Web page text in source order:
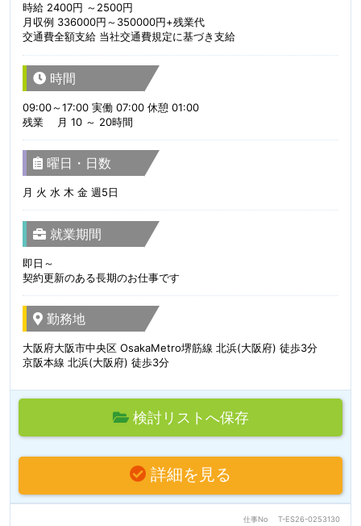
時給 2400円 ～2500円
月収例 336000円～350000円+残業代
交通費全額支給 当社交通費規定に基づき支給
時間
09:00～17:00 実働 07:00 休憩 01:00
残業 月 10 ～ 20時間
曜日・日数
月 火 水 木 金 週5日
就業期間
即日～
契約更新のある長期のお仕事です
勤務地
大阪府大阪市中央区 OsakaMetro堺筋線 北浜(大阪府) 徒歩3分
京阪本線 北浜(大阪府) 徒歩3分
検討リストへ保存
詳細を見る
仕事No T-ES26-0253130